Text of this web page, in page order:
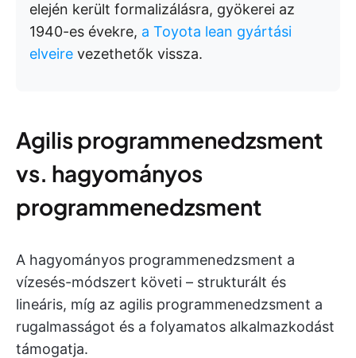
elején került formalizálásra, gyökerei az
1940-es évekre, a Toyota lean gyártási
elveire vezethetők vissza.
Agilis programmenedzsment
vs. hagyományos
programmenedzsment
A hagyományos programmenedzsment a
vízesés-módszert követi – strukturált és
lineáris, míg az agilis programmenedzsment a
rugalmasságot és a folyamatos alkalmazkodást
támogatja.